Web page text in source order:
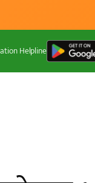
Helpline